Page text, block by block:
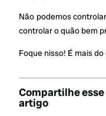
Não podemos
controlar o quão bem
Foque nisso! É mais
Compartilhe esse
artigo